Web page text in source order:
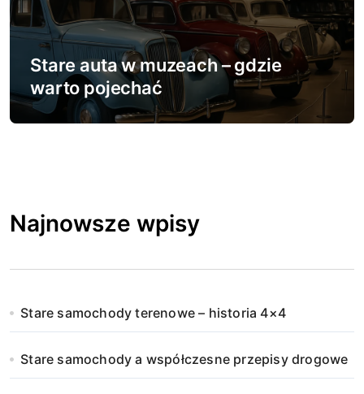
Stare auta w muzeach – gdzie
warto pojechać
Najnowsze wpisy
Stare samochody terenowe – historia 4×4
Stare samochody a współczesne przepisy drogowe